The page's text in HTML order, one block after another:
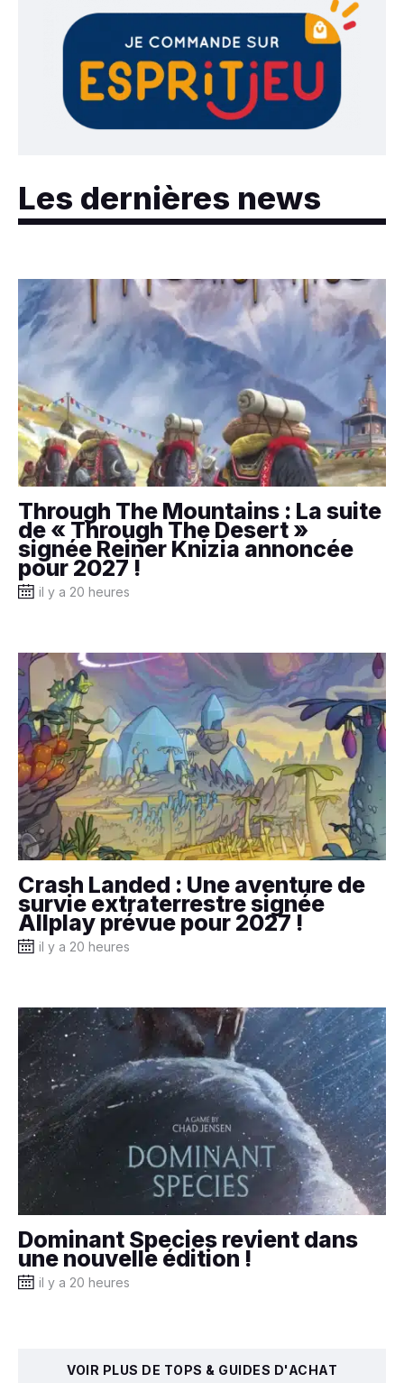
Les dernières news
Through The Mountains : La suite
de « Through The Desert »
signée Reiner Knizia annoncée
pour 2027 !
il y a 20 heures
Crash Landed : Une aventure de
survie extraterrestre signée
Allplay prévue pour 2027 !
il y a 20 heures
Dominant Species revient dans
une nouvelle édition !
il y a 20 heures
VOIR PLUS DE TOPS & GUIDES D'ACHAT